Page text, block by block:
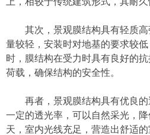
其次，景观膜结构具有轻质
量较轻，安装时对地基的要求较
时，膜结构在受力时具有良好的
荷载，确保结构的安全性。
再者，景观膜结构具有优良
一定的透光率，可以自然采光，
天，室内光线充足，营造出舒适